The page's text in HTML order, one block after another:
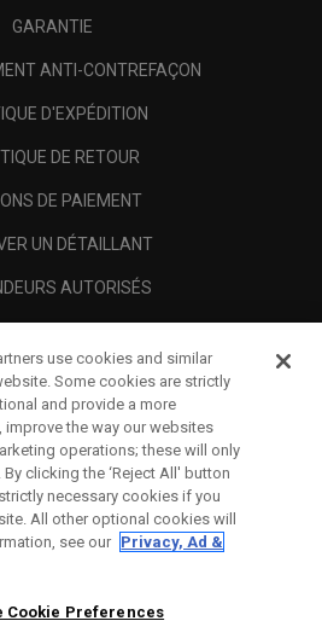
GARANTIE
ANTI-CONTREFAÇON
D'EXPÉDITION
DE RETOUR
DE PAIEMENT
UN DÉTAILLANT
AUTORISÉS
PROPOS
LÉGALES
use cookies and similar
Some cookies are strictly
and provide a more
the way our websites
operations; these will only
clicking the ‘Reject All' button
necessary cookies if you
All other optional cookies will
see our Privacy, Ad &
Cookie Preferences